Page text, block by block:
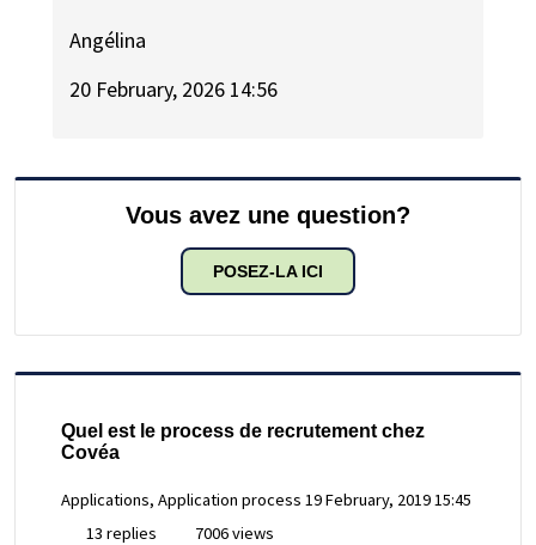
Angélina
20 February, 2026 14:56
Vous avez une question?
POSEZ-LA ICI
Quel est le process de recrutement chez
Covéa
Applications, Application process 19 February, 2019 15:45
13 replies
7006 views